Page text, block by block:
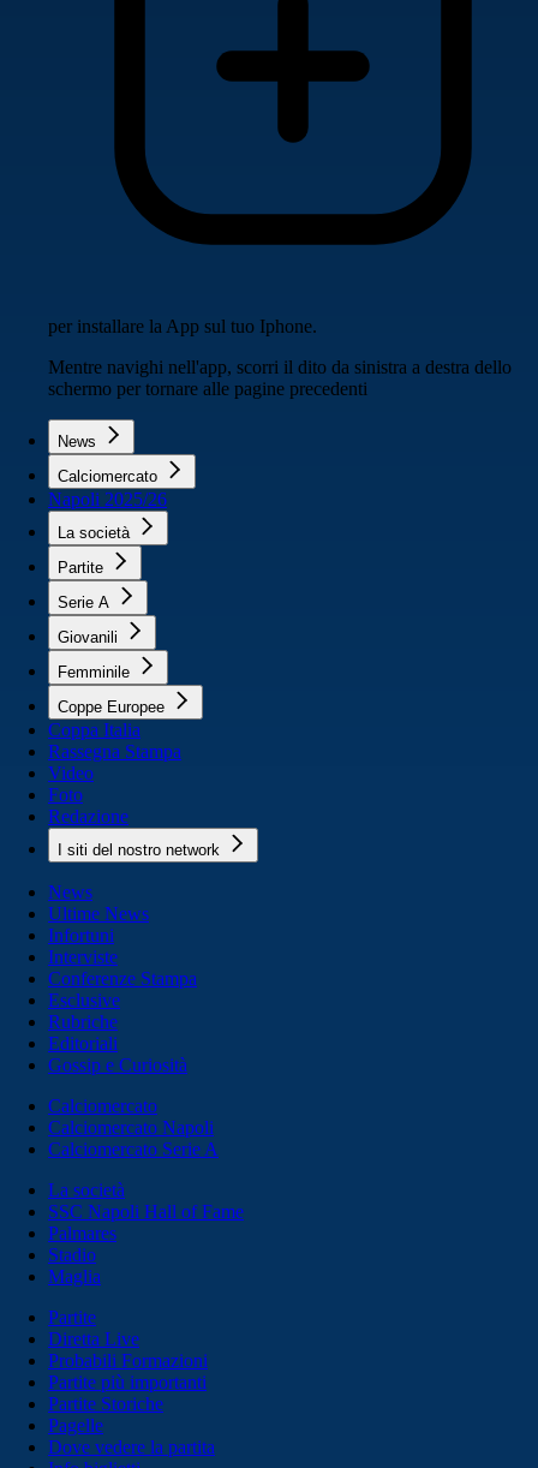
per installare la App sul tuo Iphone.
Mentre navighi nell'app, scorri il dito da sinistra a destra dello
schermo per tornare alle pagine precedenti
News
Calciomercato
Napoli 2025/26
La società
Partite
Serie A
Giovanili
Femminile
Coppe Europee
Coppa Italia
Rassegna Stampa
Video
Foto
Redazione
I siti del nostro network
News
Ultime News
Infortuni
Interviste
Conferenze Stampa
Esclusive
Rubriche
Editoriali
Gossip e Curiosità
Calciomercato
Calciomercato Napoli
Calciomercato Serie A
La società
SSC Napoli Hall of Fame
Palmares
Stadio
Maglia
Partite
Diretta Live
Probabili Formazioni
Partite più importanti
Partite Storiche
Pagelle
Dove vedere la partita